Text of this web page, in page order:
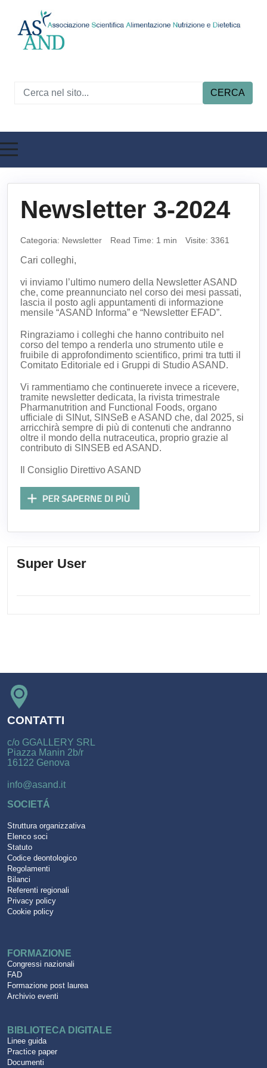
CERCA
Newsletter 3-2024
Categoria: Newsletter Read Time: 1 min Visite: 3361
Cari colleghi,
vi inviamo l’ultimo numero della Newsletter ASAND
che, come preannunciato nel corso dei mesi passati,
lascia il posto agli appuntamenti di informazione
mensile “ASAND Informa” e “Newsletter EFAD”.
Ringraziamo i colleghi che hanno contribuito nel
corso del tempo a renderla uno strumento utile e
fruibile di approfondimento scientifico, primi tra tutti il
Comitato Editoriale ed i Gruppi di Studio ASAND.
Vi rammentiamo che continuerete invece a ricevere,
tramite newsletter dedicata, la rivista trimestrale
Pharmanutrition and Functional Foods, organo
ufficiale di SINut, SINSeB e ASAND che, dal 2025, si
arricchirà sempre di più di contenuti che andranno
oltre il mondo della nutraceutica, proprio grazie al
contributo di SINSEB ed ASAND.
Il Consiglio Direttivo ASAND
Super User
CONTATTI
c/o GGALLERY SRL
Piazza Manin 2b/r
16122 Genova
info@asand.it
SOCIETÁ
Struttura organizzativa
Elenco soci
Statuto
Codice deontologico
Regolamenti
Bilanci
Referenti regionali
Privacy policy
Cookie policy
FORMAZIONE
Congressi nazionali
FAD
Formazione post laurea
Archivio eventi
BIBLIOTECA DIGITALE
Linee guida
Practice paper
Documenti